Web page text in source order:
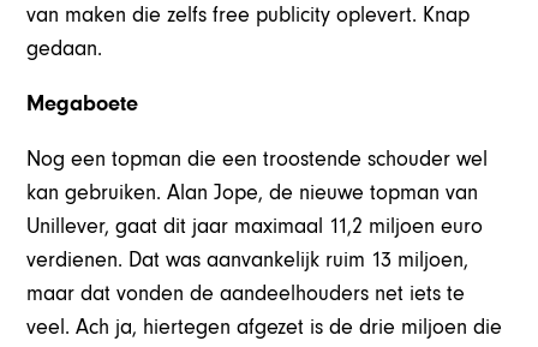
van maken die zelfs free publicity oplevert. Knap
gedaan.
Megaboete
Nog een topman die een troostende schouder wel
kan gebruiken. Alan Jope, de nieuwe topman van
Unillever, gaat dit jaar maximaal 11,2 miljoen euro
verdienen. Dat was aanvankelijk ruim 13 miljoen,
maar dat vonden de aandeelhouders net iets te
veel. Ach ja, hiertegen afgezet is de drie miljoen die